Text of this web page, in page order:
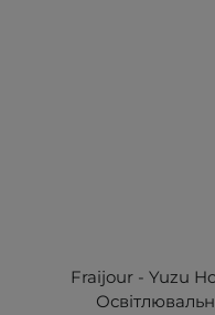
Fraijour - Yuzu